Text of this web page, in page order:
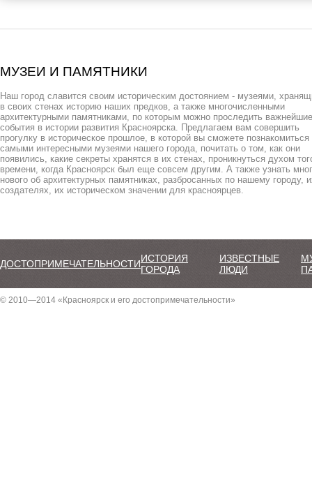
МУЗЕИ И ПАМЯТНИКИ
Наш город славится своим историческим достоянием - музеями,
в своих стенах историю наших предков, а также многочисленными
архитектурными памятниками, по которым можно проследить важнейшие
события в истории развития Красноярска. Предлагаем вам совершить
прогулку в историческое прошлое, в которой вы сможете познакомиться
самыми интересными музеями нашего города, почитать о том, как они
появились, какие секреты хранятся в их стенах, проникнуться духом
времени, когда Красноярск был еще совсем другим. А также узнать
нового об архитектурных памятниках, разбросанных по нашему городу,
создателях, их историческом значении для красноярцев.
ДОСТОПРИМЕЧАТЕЛЬНОСТИИСТОРИЯ
ГОРОДА
ИЗВЕСТНЫЕ
ЛЮДИ
© 2010—2014 «Красноярск и его достопримечательности»